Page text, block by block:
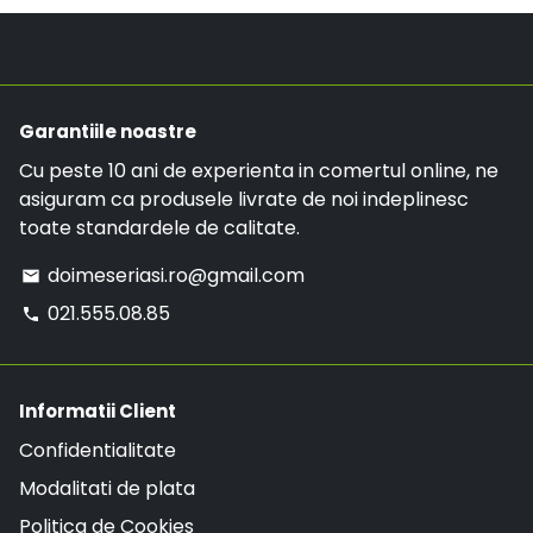
Garantiile noastre
Cu peste 10 ani de experienta in comertul online, ne
asiguram ca produsele livrate de noi indeplinesc
toate standardele de calitate.
email doimeseriasi.ro@gmail.com
phone 021.555.08.85
Informatii Client
Confidentialitate
Modalitati de plata
Politica de Cookies